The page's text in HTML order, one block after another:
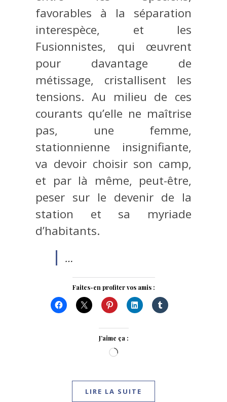
favorables à la séparation
interespèce, et les
Fusionnistes, qui œuvrent
pour davantage de
métissage, cristallisent les
tensions. Au milieu de ces
courants qu’elle ne maîtrise
pas, une femme,
stationnienne insignifiante,
va devoir choisir son camp,
et par là même, peut-être,
peser sur le devenir de la
station et sa myriade
d’habitants.
…
Faites-en profiter vos amis :
J’aime ça :
Chargement…
LIRE LA SUITE